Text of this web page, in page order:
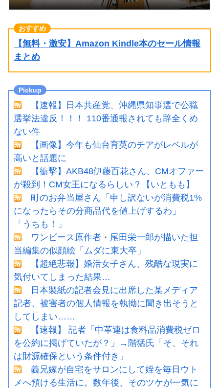
【無料・激安】Amazon Kindle本のセール情報
まとめ
【速報】日本共産党、沖縄県知事選で公職
選挙法違反！！！ 110番通報されても辞全くめ
ない件
【画像】今年も仙台育英のチアがレベルが
高いと話題に
【衝撃】AKB48伊藤百花さん、CMオファー
が殺到！CM女王になるらしい？【いともも】
町のお弁当屋さん「申し訳ないが消費税1%
になったらその分商品代を値上げするわ」
「うちも！」
ワンピース原作者・尾田栄一郎が描いた担
当編集の似顔絵「ムダに東大卒」
【超絶悲報】婚活女子さん、残酷な現実に
気付いてしまった結果…
日本製紙の記者会見に出席した某メディア
記者、被害者の個人情報を執拗に聞き出そうと
してしまい……
【速報】 記者「中革連は食料品消費税ゼロ
を公約に掲げていたが？」→階猛氏「そ、それ
は財源確保という条件付き」
義兄嫁が自宅をサロンにして姪を毎日ウト
メへ預ける生活に。数年後、そのツケが一気に